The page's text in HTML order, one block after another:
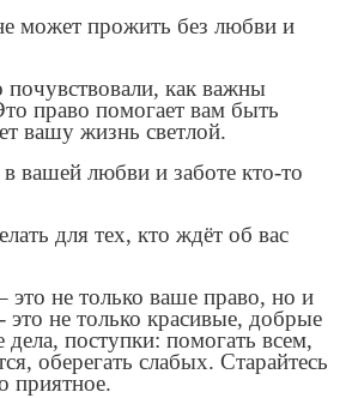
может прожить без любви и
почувствовали, как важны
право помогает вам быть
вашу жизнь светлой.
вашей любви и заботе кто-то
для тех, кто ждёт об вас
это не только ваше право, но и
это не только красивые, добрые
поступки: помогать всем,
оберегать слабых. Старайтесь
приятное.